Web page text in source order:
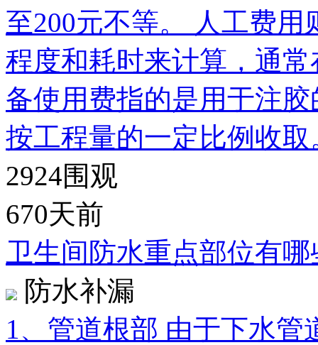
至200元不等。 人工费
程度和耗时来计算，通
备使用费指的是用于注
按工程量的一定比例收
2924围观
670天前
卫生间防水重点部位有哪
防水补漏
1、管道根部 由于下水